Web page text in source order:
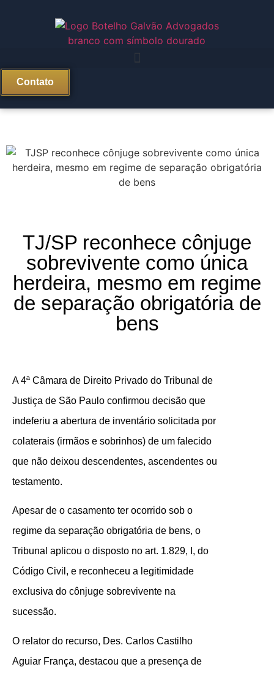
Contato
TJ/SP reconhece cônjuge
sobrevivente como única
herdeira, mesmo em regime
de separação obrigatória de
bens
A 4ª Câmara de Direito Privado do Tribunal de
Justiça de São Paulo confirmou decisão que
indeferiu a abertura de inventário solicitada por
colaterais (irmãos e sobrinhos) de um falecido
que não deixou descendentes, ascendentes ou
testamento.
Apesar de o casamento ter ocorrido sob o
regime da separação obrigatória de bens, o
Tribunal aplicou o disposto no art. 1.829, I, do
Código Civil, e reconheceu a legitimidade
exclusiva do cônjuge sobrevivente na
sucessão.
O relator do recurso, Des. Carlos Castilho
Aguiar França, destacou que a presença de